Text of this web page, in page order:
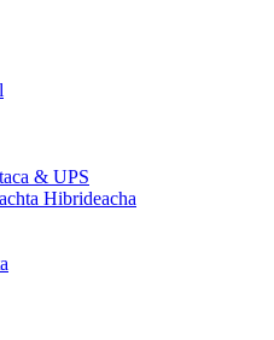
& UPS
Hibrideacha